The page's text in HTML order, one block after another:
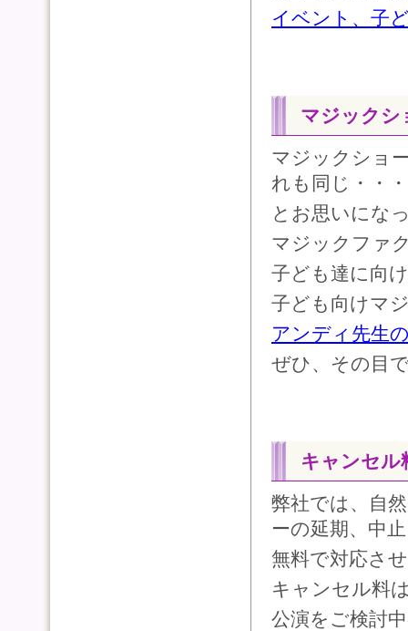
イベント、子
マジックシ
マジックショ
れも同じ・・・
とお思いにな
マジックファ
子ども達に向
子ども向けマ
アンディ先生
ぜひ、その目
キャンセル
弊社では、自
ーの延期、中
無料で対応さ
キャンセル料
公演をご検討